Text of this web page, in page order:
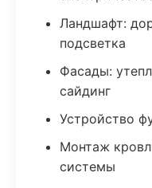
Ландшафт:
подсветка
Фасады:
сайдинг
Устройство
Монтаж
системы